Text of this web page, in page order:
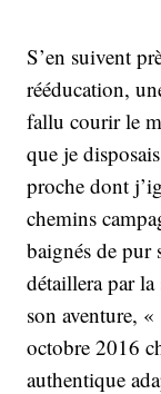
S’en suivent
rééducation,
fallu courir le
que je
proche dont
chemins
baignés de pur
détaillera par
son aventure,
octobre 2016
authentique